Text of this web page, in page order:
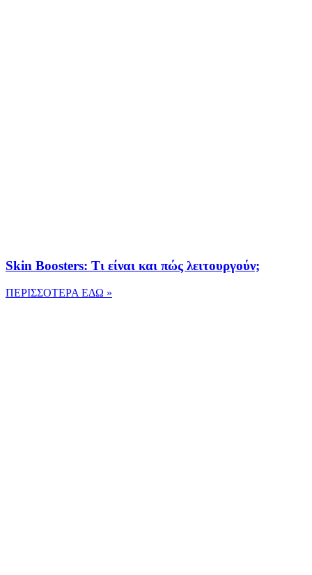
Skin Boosters: Τι είναι και πώς λειτουργούν;
ΠΕΡΙΣΣΟΤΕΡΑ ΕΔΩ »